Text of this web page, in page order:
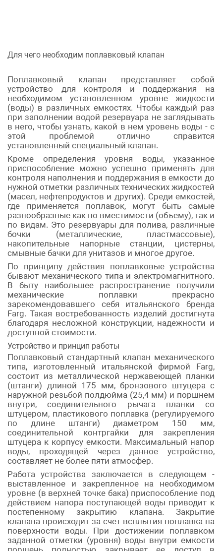
Для чего необходим поплавковый клапан
Поплавковый клапан представляет собой
устройство для контроля и поддержания на
необходимом установленном уровне жидкости
(воды) в различных емкостях. Чтобы каждый раз
при заполнении водой резервуара не заглядывать
в него, чтобы узнать, какой в нем уровень воды - с
этой проблемой отлично справится
установленный специальный клапан.
Кроме определения уровня воды, указанное
приспособление можно успешно применять для
контроля наполнения и поддержания в емкости до
нужной отметки различных технических жидкостей
(масел, нефтепродуктов и других). Среди емкостей,
где применяется поплавок, могут быть самые
разнообразные как по вместимости (объему), так и
по видам. Это резервуары для полива, различные
бочки (металлические, пластмассовые),
накопительные напорные станции, цистерны,
смывные бачки для унитазов и многое другое.
По принципу действия поплавковые устройства
бывают механического типа и электромагнитного.
В быту наибольшее распространение получили
механические поплавки прекрасно
зарекомендовавшего себя итальянского бренда
Farg. Такая востребованность изделий достигнута
благодаря несложной конструкции, надежности и
доступной стоимости.
Устройство и принцип работы
Поплавковый стандартный клапан механического
типа, изготовленный итальянской фирмой Farg,
состоит из металлической нержавеющей планки
(штанги) длиной 175 мм, бронзового штуцера с
наружной резьбой полдюйма (25,4 мм) и поршнем
внутри, соединительного рычага планки со
штуцером, пластикового поплавка (регулируемого
по длине штанги) диаметром 150 мм,
соединительной контргайки для закрепления
штуцера к корпусу емкости. Максимальный напор
воды, проходящей через данное устройство,
составляет не более пяти атмосфер.
Работа устройства заключается в следующем -
выставленное и закрепленное на необходимом
уровне (в верхней точке бака) приспособление под
действием напора поступающей воды приводит к
постепенному закрытию клапана. Закрытие
клапана происходит за счет всплытия поплавка на
поверхности воды. При достижении поплавком
заданной отметки (уровня) воды внутри емкости